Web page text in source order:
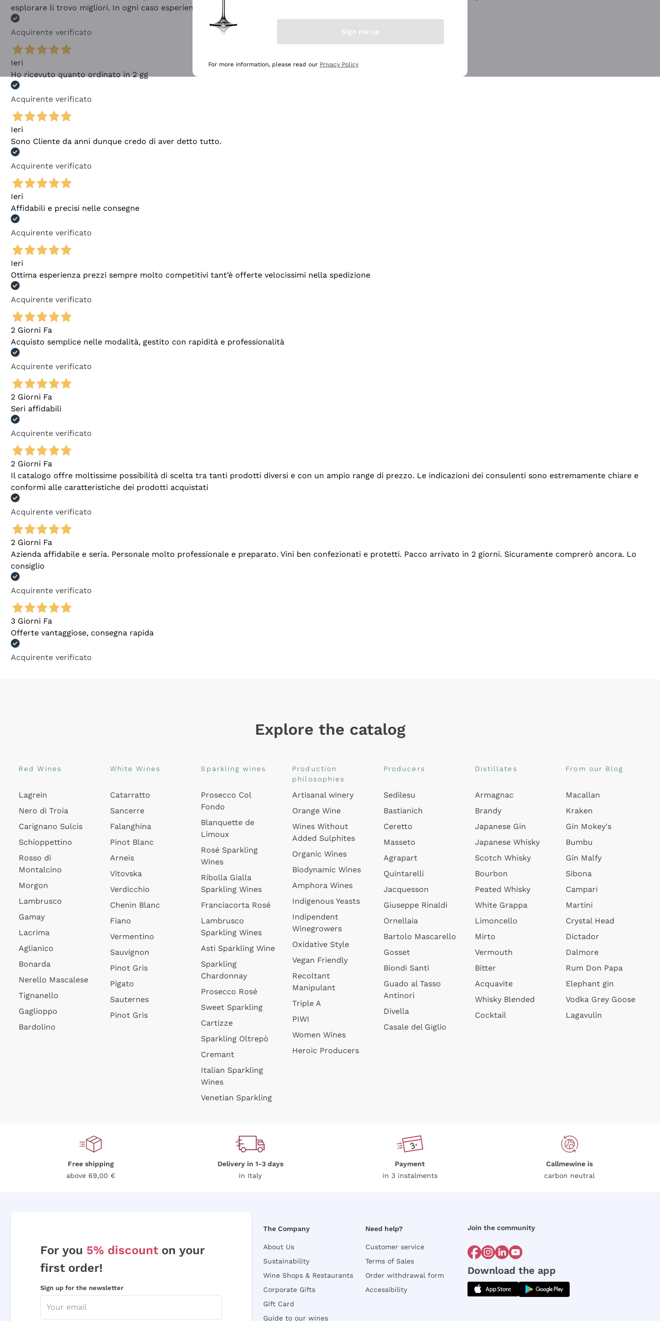
esplorare li trovo migliori. In ogni caso esperienza buona e lo consiglio! 👍
Acquirente verificato
Ieri
Ho ricevuto quanto ordinato in 2 gg
Acquirente verificato
Ieri
Sono Cliente da anni dunque credo di aver detto tutto.
Acquirente verificato
Ieri
Affidabili e precisi nelle consegne
Acquirente verificato
Ieri
Ottima esperienza prezzi sempre molto competitivi tant’è offerte velocissimi nella spedizione
Acquirente verificato
2 Giorni Fa
Acquisto semplice nelle modalità, gestito con rapidità e professionalità
Acquirente verificato
2 Giorni Fa
Seri affidabili
Acquirente verificato
2 Giorni Fa
Il catalogo offre moltissime possibilità di scelta tra tanti prodotti diversi e con un ampio range di prezzo. Le indicazioni dei consulenti sono estremamente chiare e
conformi alle caratteristiche dei prodotti acquistati
Acquirente verificato
2 Giorni Fa
Azienda affidabile e seria. Personale molto professionale e preparato. Vini ben confezionati e protetti. Pacco arrivato in 2 giorni. Sicuramente comprerò ancora. Lo
consiglio
Acquirente verificato
3 Giorni Fa
Offerte vantaggiose, consegna rapida
Acquirente verificato
Explore the catalog
Red Wines
Lagrein
Nero di Troia
Carignano Sulcis
Schioppettino
Rosso di
Montalcino
Morgon
Lambrusco
Gamay
Lacrima
Aglianico
Bonarda
Nerello Mascalese
Tignanello
Gaglioppo
Bardolino
White Wines
Catarratto
Sancerre
Falanghina
Pinot Blanc
Arneis
Vitovska
Verdicchio
Chenin Blanc
Fiano
Vermentino
Sauvignon
Pinot Gris
Pigato
Sauternes
Pinot Gris
Sparkling wines
Prosecco Col
Fondo
Blanquette de
Limoux
Rosé Sparkling
Wines
Ribolla Gialla
Sparkling Wines
Franciacorta Rosé
Lambrusco
Sparkling Wines
Asti Sparkling Wine
Sparkling
Chardonnay
Prosecco Rosé
Sweet Sparkling
Cartizze
Sparkling Oltrepò
Cremant
Italian Sparkling
Wines
Venetian Sparkling
Production
philosophies
Artisanal winery
Orange Wine
Wines Without
Added Sulphites
Organic Wines
Biodynamic Wines
Amphora Wines
Indigenous Yeasts
Indipendent
Winegrowers
Oxidative Style
Vegan Friendly
Recoltant
Manipulant
Triple A
PIWI
Women Wines
Heroic Producers
Producers
Sedilesu
Bastianich
Ceretto
Masseto
Agrapart
Quintarelli
Jacquesson
Giuseppe Rinaldi
Ornellaia
Bartolo Mascarello
Gosset
Biondi Santi
Guado al Tasso
Antinori
Divella
Casale del Giglio
Distillates
Armagnac
Brandy
Japanese Gin
Japanese Whisky
Scotch Whisky
Bourbon
Peated Whisky
White Grappa
Limoncello
Mirto
Vermouth
Bitter
Acquavite
Whisky Blended
Cocktail
From our Blog
Macallan
Kraken
Gin Mokey's
Bumbu
Gin Malfy
Sibona
Campari
Martini
Crystal Head
Dictador
Dalmore
Rum Don Papa
Elephant gin
Vodka Grey Goose
Lagavulin
Free shipping
above 69,00 €
Delivery in 1-3 days
in Italy
Payment
in 3 instalments
Callmewine is
carbon neutral
For you 5% discount on your
first order!
Sign up for the newsletter
The Company
About Us
Sustainability
Wine Shops & Restaurants
Corporate Gifts
Gift Card
Guide to our wines
Need help?
Customer service
Terms of Sales
Order withdrawal form
Accessibility
Join the community
Download the app
Sign me up
For more information, please read our Privacy Policy